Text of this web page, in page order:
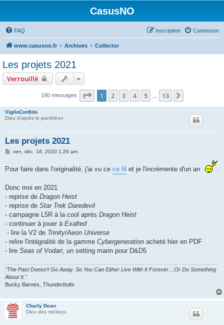
CasusNO
FAQ Connexion
Inscription
www.casusno.fr Archives Collector
Les projets 2021
Verrouillé
190 messages Page 1sur13
1 2 3 4 5 13
VigiloConfido
Dieu d'après le panthéon
Les projets 2021
M
s
e
ven. déc. 18, 2020 1:26 am
Pour faire dans l'originalité, j'ai vu ce ce fil et je l'incrémente d'un an
Donc moi en 2021
- reprise de Dragon Heist
- reprise de Star Trek Daredevil
- campagne L5R à la cool après Dragon Heist
- continuer à jouer à Exalted
- lire la V2 de Trinity/Aeon Universe
- relire l'intégralité de la gamme Cybergeneration acheté hier en PDF
- lire Seas of Vodari, un setting marin pour D&D5
"The Past Doesn’t Go Away. So You Can Either Live With It Forever…Or Do Something
About It."
Bucky Barnes, Thunderbolts
Charly Dean
Dieu des mickeys